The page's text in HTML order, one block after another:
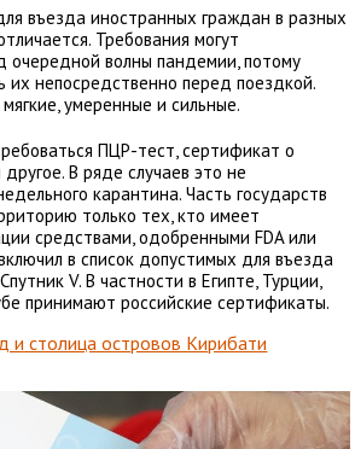
въезда иностранных граждан в разных
Требования могут
очередной волны пандемии, потому
их непосредственно перед поездкой.
умеренные и сильные.
ПЦР-тест, сертификат о
В ряде случаев это не
карантина. Часть государств
только тех, кто имеет
средствами, одобренными FDA или
в список допустимых для въезда
V. В частности в Египте, Турции,
принимают российские сертификаты.
и столица островов Кирибати